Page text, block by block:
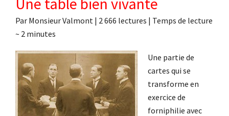
Par Monsieur Valmont | 2 666 lectures | Temps de lecture
~ 2 minutes
Une partie de
cartes qui se
transforme en
exercice de
forniphilie avec